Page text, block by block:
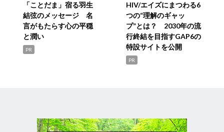
「ことだま」宿る羽生
結弦のメッセージ 名
言がもたらす心の平穏
と潤い
PR
HIV/エイズにまつわる6
つの“理解のギャッ
プ”とは？ 2030年の流
行終結を目指すGAP6の
特設サイトを公開
PR